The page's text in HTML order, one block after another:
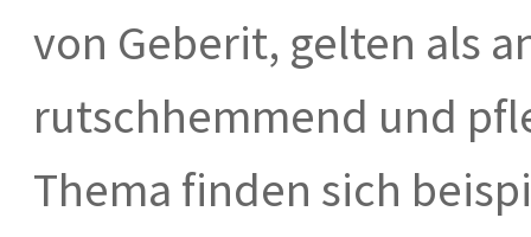
von Geberit, gelten als
rutschhemmend und
Thema finden sich